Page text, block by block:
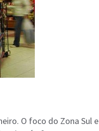
O foco do Zona Sul e